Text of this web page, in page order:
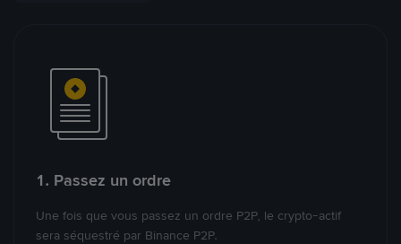
1. Passez un ordre
Une fois que vous passez un ordre P2P, le crypto-actif
sera séquestré par Binance P2P.